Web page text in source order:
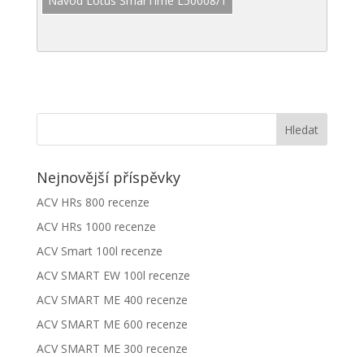
Nejnovější příspěvky
ACV HRs 800 recenze
ACV HRs 1000 recenze
ACV Smart 100l recenze
ACV SMART EW 100l recenze
ACV SMART ME 400 recenze
ACV SMART ME 600 recenze
ACV SMART ME 300 recenze